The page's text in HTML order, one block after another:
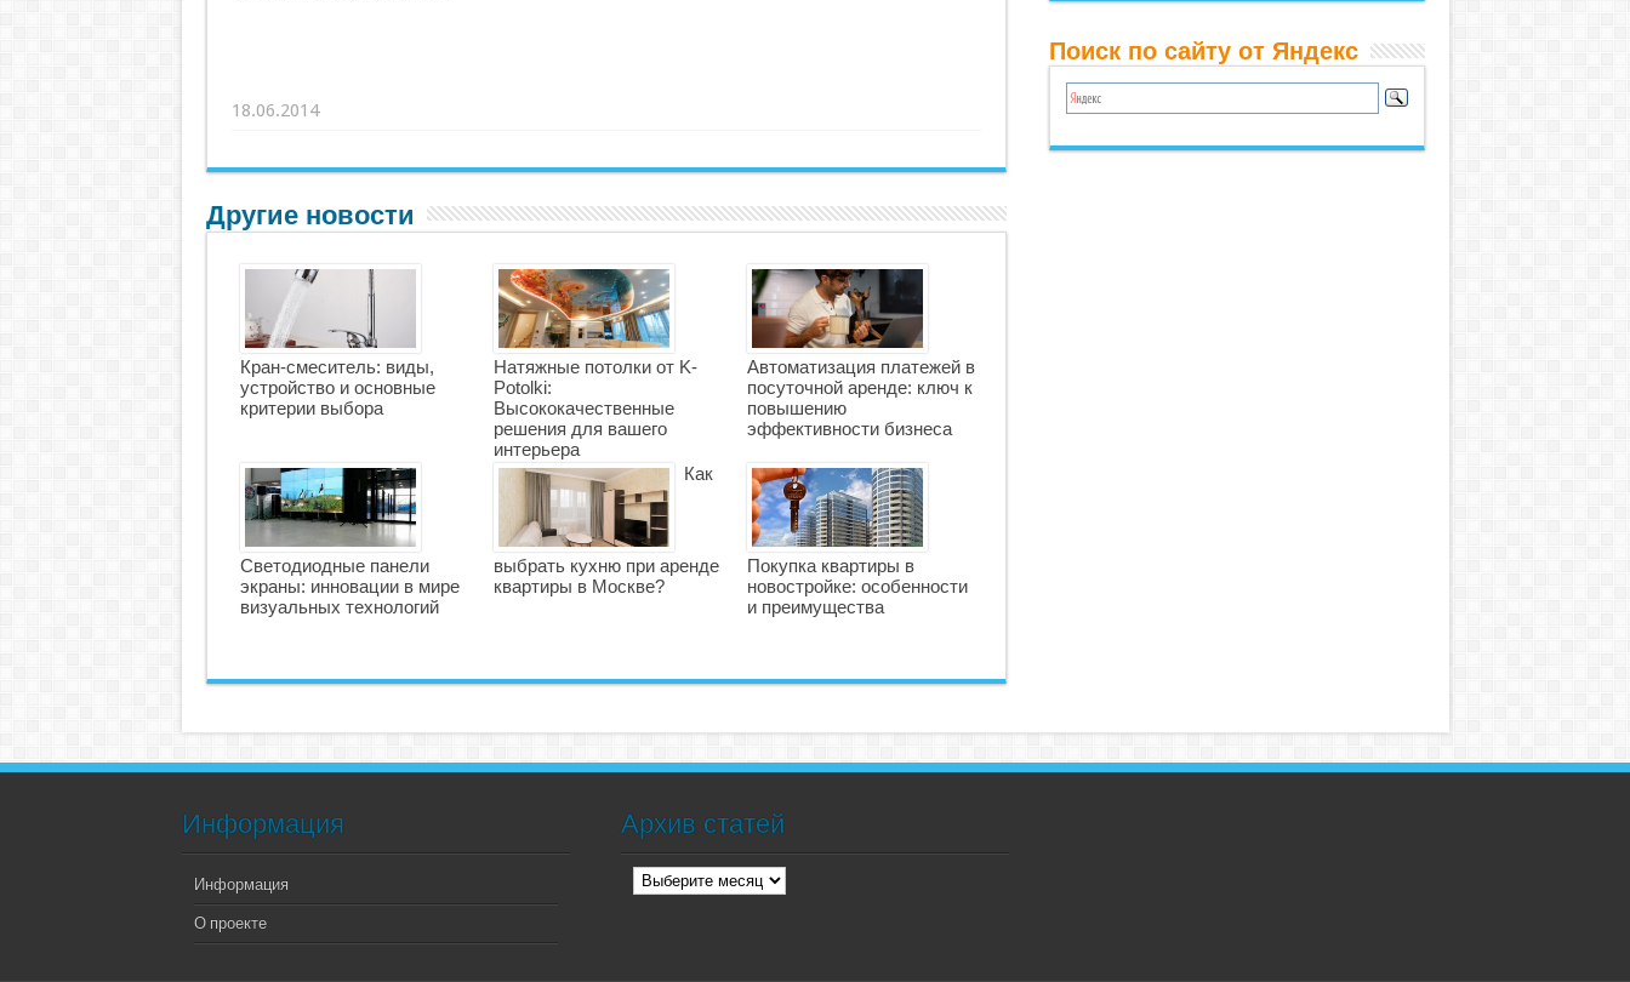
18.06.2014
Другие новости
Кран-смеситель: виды,
устройство и основные
критерии выбора
Натяжные потолки от K-
Potolki:
Высококачественные
решения для вашего
интерьера
Автоматизация платежей в
посуточной аренде: ключ к
повышению
эффективности бизнеса
Светодиодные панели
экраны: инновации в мире
визуальных технологий
Как
выбрать кухню при аренде
квартиры в Москве?
Покупка квартиры в
новостройке: особенности
и преимущества
Поиск по сайту от Яндекс
Информация
Информация
О проекте
Архив статей
Архив
статей